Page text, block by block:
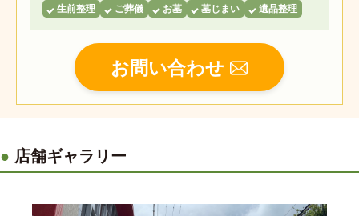
生前整理
ご葬儀 お墓 墓じまい 遺品整理
お問い合わせ
店舗ギャラリー